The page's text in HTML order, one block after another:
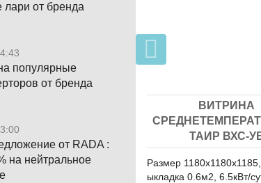
ВИТРИНА
ТАИР ВХС-
Размер
ыкладка 0.6м2, 6.5кВт/
от бренда
популярные
от бренда
от RADA :
на нейтральное